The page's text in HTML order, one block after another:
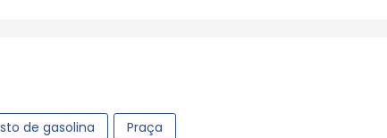
de gasolina Praça